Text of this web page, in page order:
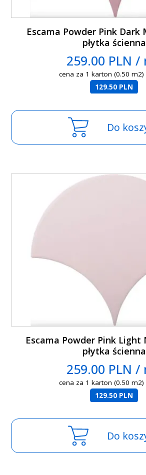
Escama Powder Pink Dark
płytka ścienna
259.00 PLN /
cena za 1 karton (0.50 m2)
129.50 PLN
Do
Escama Powder Pink Light
płytka ścienna
259.00 PLN /
cena za 1 karton (0.50 m2)
129.50 PLN
Do